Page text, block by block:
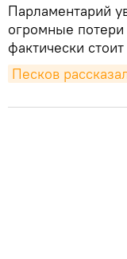
Парламентарий
огромные потери
фактически
Песков